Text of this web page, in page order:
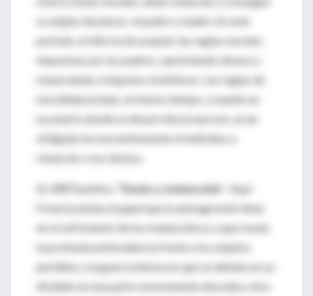
su objeto de placer: el padre o madre. En este
periodo, el niño ha de aceptar las reglas morales
impuestas por los padres, reprimiendo deseos y
renunciando a impulsos instintivos. Las reglas de
moralidad actúan, al mismo tiempo, creando un
escenario donde se desarrolla la neurosis, al ser
obligado inconscientemente el individuo a
renunciar a sus deseos.
1917 publica "Duelo y melancolía".
Aquí
Freud acentúa el papel que la autoagresión tiene
en el sufrimiento de los melancólicos y que revela
la profunda ambivalencia frente a los objetos
perdidos y la guerra interna en que se debate un yo
dividido en una parte severamente atacada y otra